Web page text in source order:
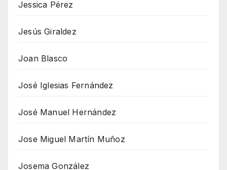
Jessica Pérez
Jesús Giraldez
Joan Blasco
José Iglesias Fernández
José Manuel Hernández
Jose Miguel Martín Muñoz
Josema González